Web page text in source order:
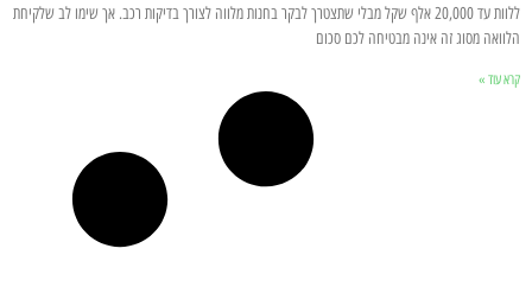
ללוות עד 20,000 אלף שקל מבלי שתצטרך לבקר בחנות מלווה לצורך בדיקות רכב. אך שימו לב שלקיחת
הלוואה מסוג זה אינה מבטיחה לכם סכום
קרא עוד »